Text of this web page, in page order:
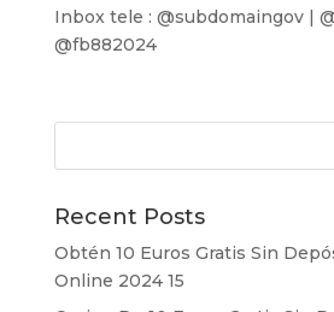
Inbox tele : @subdomaingov |
@fb882024
Recent Posts
Obtén 10 Euros Gratis Sin
Online 2024 15